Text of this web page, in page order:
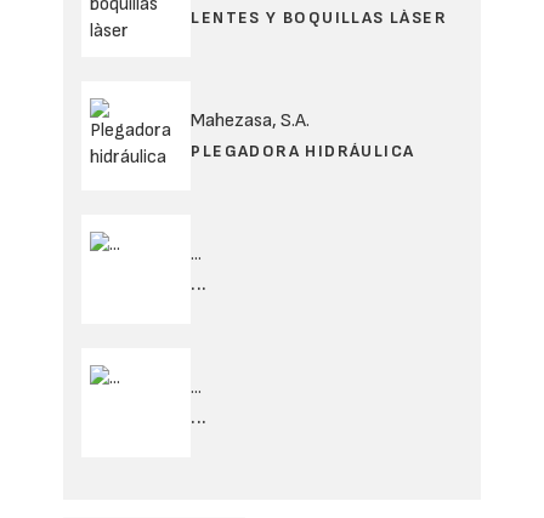
LENTES Y BOQUILLAS LÀSER
Mahezasa, S.A.
PLEGADORA HIDRÁULICA
...
...
...
...